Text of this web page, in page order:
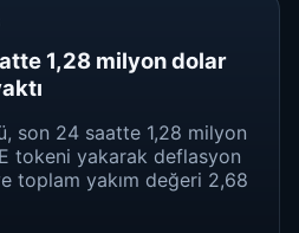
1,28 milyon dolar
son 24 saatte 1,28 milyon
tokeni yakarak deflasyon
toplam yakım değeri 2,68